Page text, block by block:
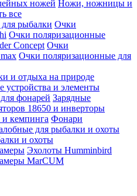
ножей Ножи, ножницы и
все
рыбалки Очки
Очки поляризационные
Concept Очки
Очки поляризационные для
и отдыха на природе
устройства и элементы
фонарей Зарядные
18650 и инверторы
кемпинга Фонари
для рыбалки и охоты
и охоты
Эхолоты Humminbird
MarCUM